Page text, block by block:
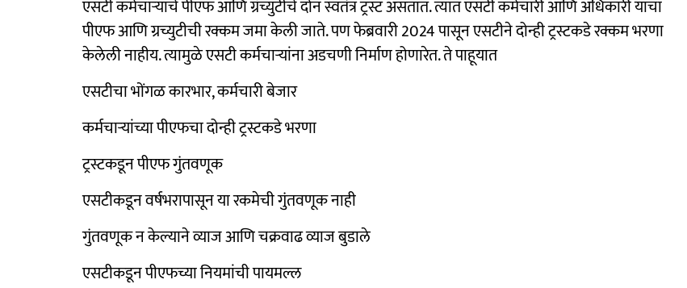
एसटी कर्मचाऱ्यांचे पीएफ आणि ग्रॅच्युटीचे दोन स्वतंत्र ट्रस्ट असतात. त्यात एसटी कर्मचारी आणि अधिकारी यांचा
पीएफ आणि ग्रच्युटीची रक्कम जमा केली जाते. पण फेब्रवारी 2024 पासून एसटीने दोन्ही ट्रस्टकडे रक्कम भरणा
केलेली नाहीय. त्यामुळे एसटी कर्मचाऱ्यांना अडचणी निर्माण होणारेत. ते पाहूयात
एसटीचा भोंगळ कारभार, कर्मचारी बेजार
कर्मचाऱ्यांच्या पीएफचा दोन्ही ट्रस्टकडे भरणा
ट्रस्टकडून पीएफ गुंतवणूक
एसटीकडून वर्षभरापासून या रकमेची गुंतवणूक नाही
गुंतवणूक न केल्याने व्याज आणि चक्रवाढ व्याज बुडाले
एसटीकडून पीएफच्या नियमांची पायमल्ल